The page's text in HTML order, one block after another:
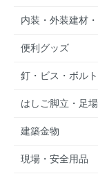
内装・外装建材
便利グッズ
釘・ビス・ボル
はしご脚立・足
建築金物
現場・安全用品